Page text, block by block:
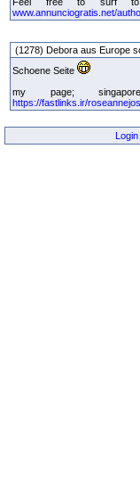
www.annunciogratis.net/
(1278) Debora aus Europe
Schoene Seite
my page;
https://fastlinks.ir/
Login